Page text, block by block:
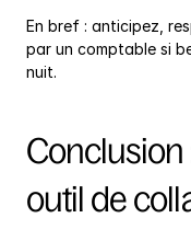
En bref : anticipez,
par un comptable si
nuit.
Conclusion
outil de